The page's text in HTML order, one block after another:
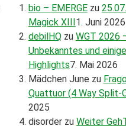
bio – EMERGEzu
Magick XIII1. Juni 2026
debilHQzu WGT 2026
Unbekanntes und
Highlights7. Mai 2026
Mädchen June zu
Quattuor (4 Way Split-
2025
disorderzu Weiter